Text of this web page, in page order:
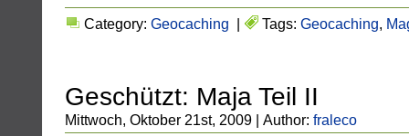
Category: Geocaching | Tags: Geocaching,
Geschützt: Maja Teil II
Mittwoch, Oktober 21st, 2009 | Author: fraleco